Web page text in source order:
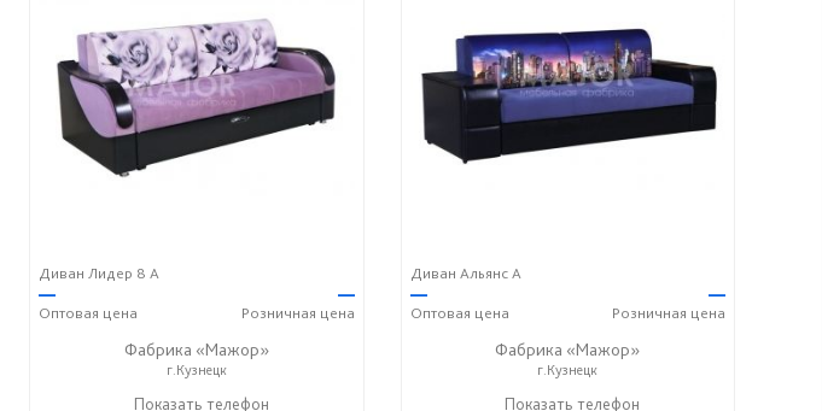
Диван Лидер 8 А
—
Оптовая цена
—
Розничная цена
Фабрика «Мажор»
г.Кузнецк
+7 (999) 611-98-99 ☎+7 (999) 610-99-95
Показать телефон
Диван Альянс А
—
Оптовая цена
—
Розничная цена
Фабрика «Мажор»
г.Кузнецк
+7 (999) 611-98-99 ☎+7 (999) 610-99-95
Показать телефон